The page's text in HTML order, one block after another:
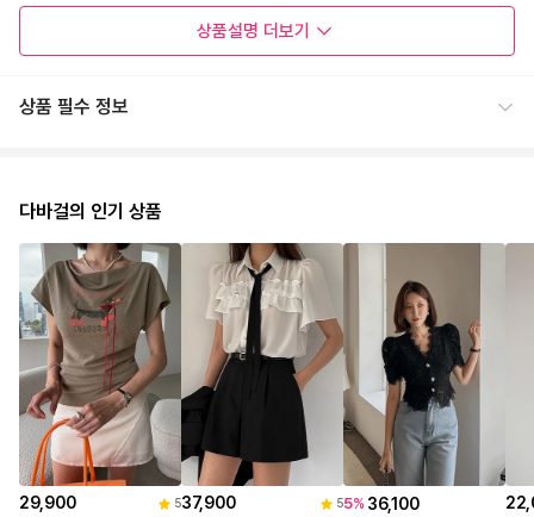
상품설명 더보기
상품 필수 정보
다바걸의 인기 상품
29,900 537,900 55% 36,100